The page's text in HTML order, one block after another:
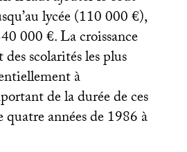
lycée (110 000 €),
000 €. La croissance
scolarités les plus
à
de la durée de ces
quatre années de 1986 à